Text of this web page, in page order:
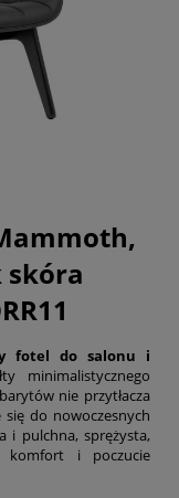
skóra
fotel do salonu i
minimalistycznego
nie przytłacza
się do nowoczesnych
i pulchna, sprężysta,
komfort i poczucie